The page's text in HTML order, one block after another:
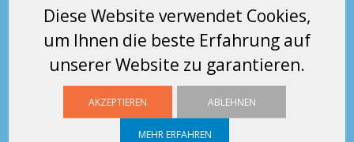
Diese Website verwendet Cookies,
um Ihnen die beste Erfahrung auf
unserer Website zu garantieren.
AKZEPTIEREN ABLEHNEN
MEHR ERFAHREN
Klappe
Räder drehbar, 2 davon arretierbar, mit
Kautschukreifen
Maße